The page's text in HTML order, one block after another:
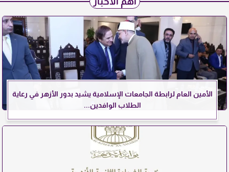
الأمين العام لرابطة الجامعات الإسلامية يشيد بدور الأزهر في رعاية
الطلاب الوافدين...